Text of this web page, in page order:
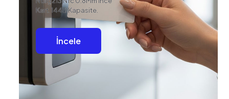
Kart. 144B Kapasite.
İncele